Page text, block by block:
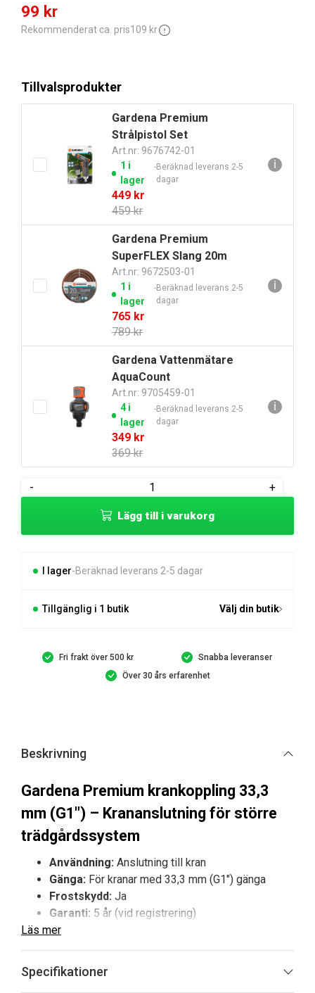
Det
ursprungliga
109 kr.
99 kr
Det
nuvarande
Rekommenderat ca. pris109 kr
Tillvalsprodukter
Gardena Premium
Strålpistol Set
Art.nr: 9676742-01
1 i
lager
Beräknad leverans 2-5
dagar
459kr
Det
ursprungliga
priset
var:
459 kr.
449 kr
Det
nuvarande
priset
är:
449 kr.
ℹ
Gardena Premium
SuperFLEX Slang 20m
Art.nr: 9672503-01
1 i
lager
Beräknad leverans 2-5
dagar
789kr
Det
ursprungliga
priset
var:
789 kr.
765 kr
Det
nuvarande
priset
är:
765 kr.
ℹ
Gardena Vattenmätare
AquaCount
Art.nr: 9705459-01
4 i
lager
Beräknad leverans 2-5
dagar
369kr
Det
ursprungliga
priset
369 kr.
349 kr
Det
nuvarande
priset
349 kr.
ℹ
-
Gardena
33,3mm
mängd
+
Lägg till i varukorg
I lager Beräknad leverans 2-5 dagar
Tillgänglig i 1 butik Välj din butik
Fri frakt över 500 kr
Snabba leveranser
Över 30 års erfarenhet
Beskrivning
Gardena Premium krankoppling 33,3
mm (G1″) – Krananslutning för större
trädgårdssystem
Användning: Anslutning till kran
Gänga: För kranar med 33,3 mm (G1″) gänga
Frostskydd: Ja
Garanti: 5 år (vid registrering)
anslutning till större trädgårdskranar. Den är tillverkad i
Läs mer
Specifikationer